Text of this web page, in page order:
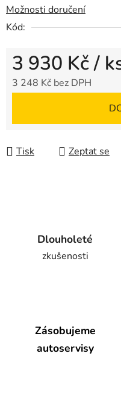
Možnosti doručení
Kód:
3 930 Kč/
3 248 Kč bez DPH
Tisk Zeptat se
Dlouholeté
zkušenosti
Zásobujeme
autoservisy